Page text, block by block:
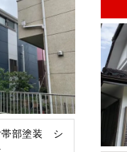
部塗装 シ